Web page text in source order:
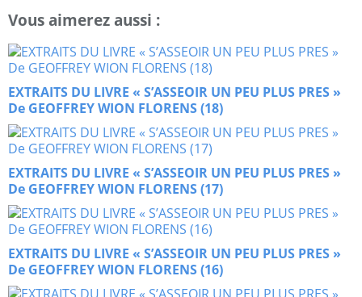
Vous aimerez aussi :
EXTRAITS DU LIVRE « S’ASSEOIR UN PEU PLUS PRES »
De GEOFFREY WION FLORENS (18)
EXTRAITS DU LIVRE « S’ASSEOIR UN PEU PLUS PRES »
De GEOFFREY WION FLORENS (17)
EXTRAITS DU LIVRE « S’ASSEOIR UN PEU PLUS PRES »
De GEOFFREY WION FLORENS (16)